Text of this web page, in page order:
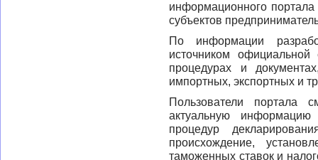
информационного
субъектов
По информации
источником
процедурах и
импортных, экспортных и
Пользователи портала
актуальную
процедур
происхождение,
таможенных ставок и